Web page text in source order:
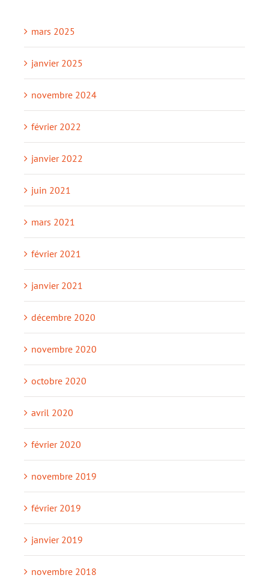
mars 2025
janvier 2025
novembre 2024
février 2022
janvier 2022
juin 2021
mars 2021
février 2021
janvier 2021
décembre 2020
novembre 2020
octobre 2020
avril 2020
février 2020
novembre 2019
février 2019
janvier 2019
novembre 2018